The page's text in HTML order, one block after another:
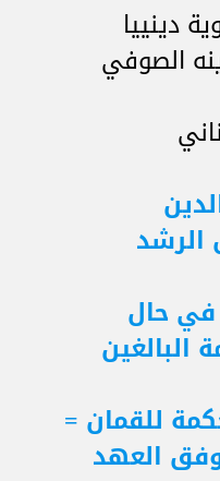
دينييا
الصوفي
الرشد
في حال
البالغين
للقمان =
العهد